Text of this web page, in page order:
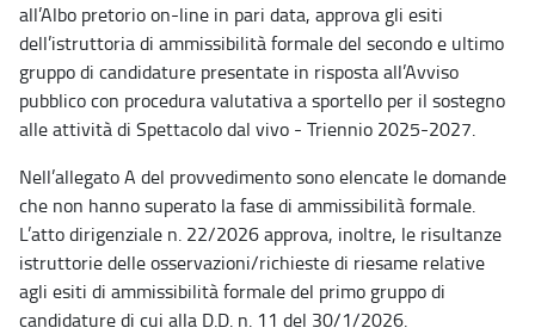
all’Albo pretorio on-line in pari data, approva gli esiti
dell’istruttoria di ammissibilità formale del secondo e ultimo
gruppo di candidature presentate in risposta all’Avviso
pubblico con procedura valutativa a sportello per il sostegno
alle attività di Spettacolo dal vivo - Triennio 2025-2027.
Nell’allegato A del provvedimento sono elencate le domande
che non hanno superato la fase di ammissibilità formale.
L’atto dirigenziale n. 22/2026 approva, inoltre, le risultanze
istruttorie delle osservazioni/richieste di riesame relative
agli esiti di ammissibilità formale del primo gruppo di
candidature di cui alla D.D. n. 11 del 30/1/2026.